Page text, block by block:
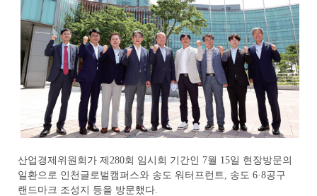
산업경제위원회가 제280회 임시회 기간인 7월 15일 현장방문의
일환으로 인천글로벌캠퍼스와 송도 워터프런트, 송도 6·8공구
랜드마크 조성지 등을 방문했다.